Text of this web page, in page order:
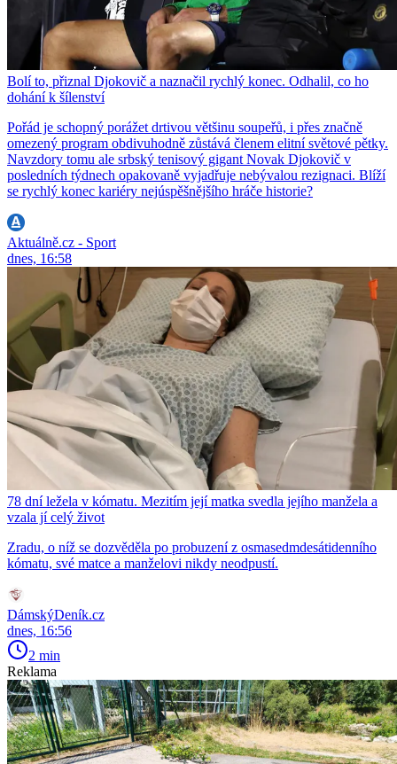
Bolí to, přiznal Djokovič a naznačil rychlý konec. Odhalil, co ho
dohání k šílenství
Pořád je schopný porážet drtivou většinu soupeřů, i přes značně
omezený program obdivuhodně zůstává členem elitní světové pětky.
Navzdory tomu ale srbský tenisový gigant Novak Djokovič v
posledních týdnech opakovaně vyjadřuje nebývalou rezignaci. Blíží
se rychlý konec kariéry nejúspěšnějšího hráče historie?
Aktuálně.cz - Sport
dnes, 16:58
78 dní ležela v kómatu. Mezitím její matka svedla jejího manžela a
vzala jí celý život
Zradu, o níž se dozvěděla po probuzení z osmasedmdesátidenního
kómatu, své matce a manželovi nikdy neodpustí.
DámskýDeník.cz
dnes, 16:56
2 min
Reklama